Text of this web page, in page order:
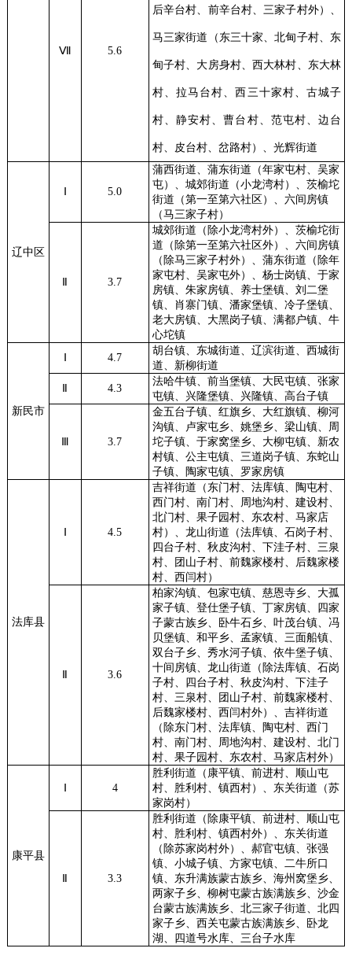
Ⅶ 5.6
后辛台村、前辛台村、三家子村外）、
马三家街道（东三十家、北甸子村、东
甸子村、大房身村、西大林村、东大林
村、拉马台村、西三十家村、古城子
村、静安村、曹台村、范屯村、边台
村、皮台村、岔路村）、光辉街道
辽中区
5.0
蒲西街道、蒲东街道（年家屯村、吴家
屯）、城郊街道（小龙湾村）、茨榆坨
街道（第一至第六社区）、六间房镇
（马三家子村）
3.7
城郊街道（除小龙湾村外）、茨榆坨街
道（除第一至第六社区外）、六间房镇
（除马三家子村外）、蒲东街道（除年
家屯村、吴家屯外）、杨士岗镇、于家
房镇、朱家房镇、养士堡镇、刘二堡
镇、肖寨门镇、潘家堡镇、冷子堡镇、
老大房镇、大黑岗子镇、满都户镇、牛
心坨镇
新民市
4.7
胡台镇、东城街道、辽滨街道、西城街
道、新柳街道
4.3
法哈牛镇、前当堡镇、大民屯镇、张家
屯镇、兴隆堡镇、兴隆镇、高台子镇
3.7
金五台子镇、红旗乡、大红旗镇、柳河
沟镇、卢家屯乡、姚堡乡、梁山镇、周
坨子镇、于家窝堡乡、大柳屯镇、新农
村镇、公主屯镇、三道岗子镇、东蛇山
子镇、陶家屯镇、罗家房镇
法库县
4.5
吉祥街道（东门村、法库镇、陶屯村、
西门村、南门村、周地沟村、建设村、
北门村、果子园村、东农村、马家店
村）、龙山街道（法库镇、石岗子村、
四台子村、秋皮沟村、下洼子村、三泉
村、团山子村、前魏家楼村、后魏家楼
村、西闫村）
3.6
柏家沟镇、包家屯镇、慈恩寺乡、大孤
家子镇、登仕堡子镇、丁家房镇、四家
子蒙古族乡、卧牛石乡、叶茂台镇、冯
贝堡镇、和平乡、孟家镇、三面船镇、
双台子乡、秀水河子镇、依牛堡子镇、
十间房镇、龙山街道（除法库镇、石岗
子村、四台子村、秋皮沟村、下洼子
村、三泉村、团山子村、前魏家楼村、
后魏家楼村、西闫村外）、吉祥街道
（除东门村、法库镇、陶屯村、西门
村、南门村、周地沟村、建设村、北门
村、果子园村、东农村、马家店村外）
康平县
4
胜利街道（康平镇、前进村、顺山屯
村、胜利村、镇西村）、东关街道（苏
家岗村）
3.3
胜利街道（除康平镇、前进村、顺山屯
村、胜利村、镇西村外）、东关街道
（除苏家岗村外）、郝官屯镇、张强
镇、小城子镇、方家屯镇、二牛所口
镇、东升满族蒙古族乡、海州窝堡乡、
两家子乡、柳树屯蒙古族满族乡、沙金
台蒙古族满族乡、北三家子街道、北四
家子乡、西关屯蒙古族满族乡、卧龙
湖、四道号水库、三台子水库